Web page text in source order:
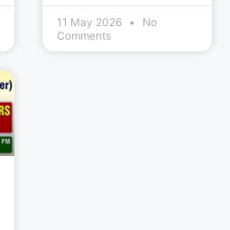
11 May 2026
No
Comments